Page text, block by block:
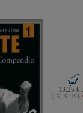
13,25 €
(15,19 US$